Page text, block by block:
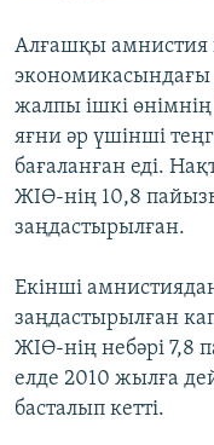
Алғашқы амнистия
жалпы ішкі
яғни әр үшінші
бағаланған еді.
ЖІӨ-нің 10,8
заңдастырылған.
Екінші
заңдастырылған
ЖІӨ-нің небәрі 7,8
елде 2010 жылға
басталып кетті.